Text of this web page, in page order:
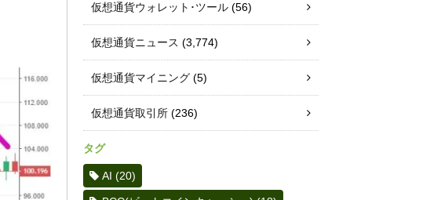
仮想通貨ウォレット･ツール (56)
仮想通貨ニュース (3,774)
仮想通貨マイニング (5)
仮想通貨取引所 (236)
タグ
AI (20)